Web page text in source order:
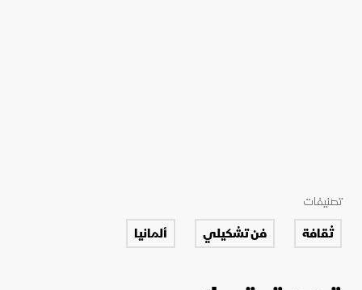
تصنيفات
ثقافة فن تشكيلي ألمانيا